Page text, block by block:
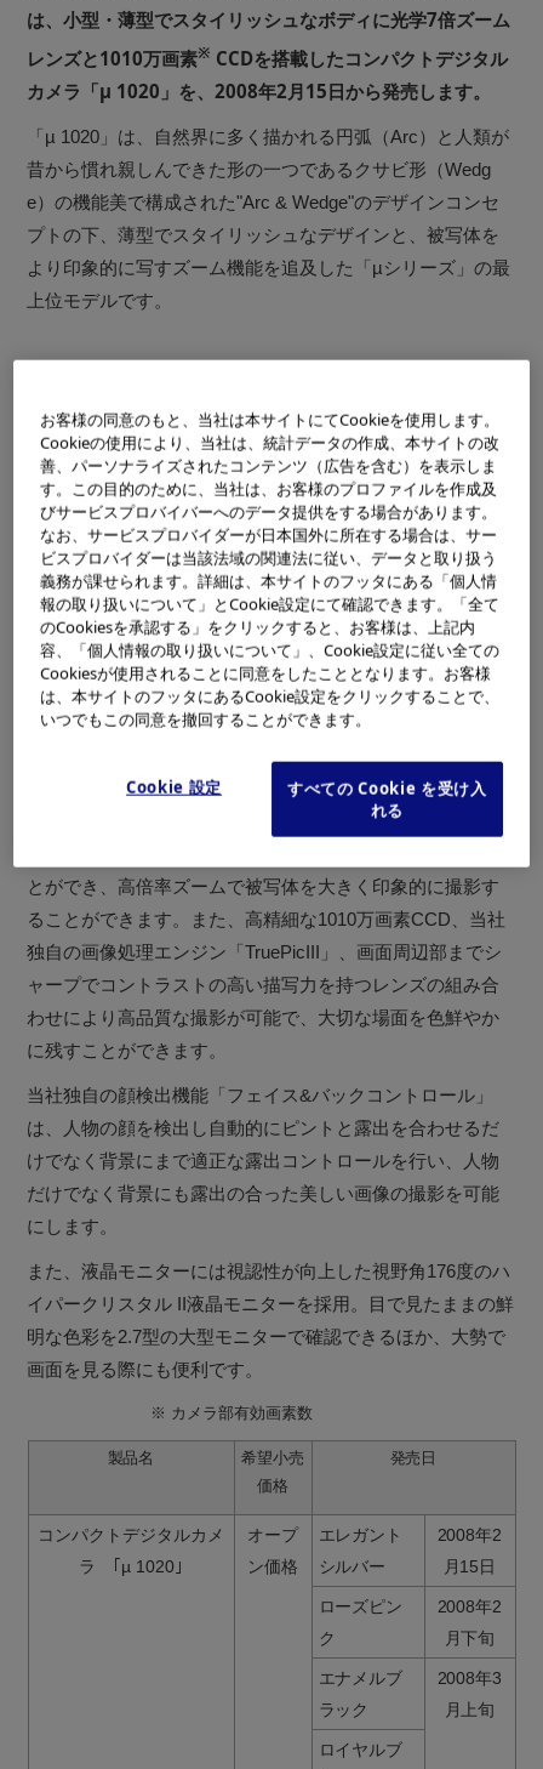
は、小型・薄型でスタイリッシュなボディに光学7倍ズーム
レンズと1010万画素※ CCDを搭載したコンパクトデジタル
カメラ「µ 1020」を、2008年2月15日から発売します。
「µ 1020」は、自然界に多く描かれる円弧（Arc）と人類が
昔から慣れ親しんできた形の一つであるクサビ形（Wedg
e）の機能美で構成された"Arc & Wedge"のデザインコンセ
プトの下、薄型でスタイリッシュなデザインと、被写体を
より印象的に写すズーム機能を追及した「µシリーズ」の最
上位モデルです。
人物だけでなく背景も綺麗に撮れる「フェイス&バックコントロ
ール」機能を搭載
広視野角と高輝度で視認性を向上させた2.7型のハイパークリスタ
ル II液晶モニターを搭載
コンパクトデジタルカメラ市場ではズーム機能に注目が集
まっています。現在の主流は市場の約7割を占める3倍ズー
ム機ですが、「µシリーズ」では以前からズーム機能に重点
を置き、「µ 750」（2006年8月発売）で光学5倍ズームを搭
載するなど、スリムでスタイリッシュなズーム機を追及し
今回「µ 1020」は、当社のレンズ開発技術により3倍ズーム
機と同等の薄さで光学7倍ズームの搭載を実現しました。コ
とができ、高倍率ズームで被写体を大きく印象的に撮影す
ることができます。また、高精細な1010万画素CCD、当社
独自の画像処理エンジン「TruePicIII」、画面周辺部までシ
ャープでコントラストの高い描写力を持つレンズの組み合
わせにより高品質な撮影が可能で、大切な場面を色鮮やか
に残すことができます。
当社独自の顔検出機能「フェイス&バックコントロール」
は、人物の顔を検出し自動的にピントと露出を合わせるだ
けでなく背景にまで適正な露出コントロールを行い、人物
だけでなく背景にも露出の合った美しい画像の撮影を可能
にします。
また、液晶モニターには視認性が向上した視野角176度のハ
イパークリスタル II液晶モニターを採用。目で見たままの鮮
明な色彩を2.7型の大型モニターで確認できるほか、大勢で
画面を見る際にも便利です。
※ カメラ部有効画素数
製品名
希望小売
価格
発売日
コンパクトデジタルカメ
ラ ｢µ 1020｣
オープ
ン価格
エレガント
シルバー
2008年2
月15日
ローズピン
ク
2008年2
月下旬
エナメルブ
ラック
2008年3
月上旬
ロイヤルブ
お客様の同意のもと、当社は本サイトにてCookieを使用します。
Cookieの使用により、当社は、統計データの作成、本サイトの改
善、パーソナライズされたコンテンツ（広告を含む）を表示しま
す。この目的のために、当社は、お客様のプロファイルを作成及
びサービスプロバイバーへのデータ提供をする場合があります。
なお、サービスプロバイダーが日本国外に所在する場合は、サー
ビスプロバイダーは当該法域の関連法に従い、データと取り扱う
義務が課せられます。詳細は、本サイトのフッタにある「個人情
報の取り扱いについて」とCookie設定にて確認できます。「全て
のCookiesを承認する」をクリックすると、お客様は、上記内
容、「個人情報の取り扱いについて」、Cookie設定に従い全ての
Cookiesが使用されることに同意をしたこととなります。お客様
は、本サイトのフッタにあるCookie設定をクリックすることで、
いつでもこの同意を撤回することができます。
Cookie 設定
すべての Cookie を受け入
れる